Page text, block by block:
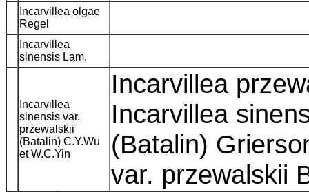
Incarvillea olgae
Regel
Incarvillea
sinensis Lam.
Incarvillea
sinensis var.
przewalskii
(Batalin) C.Y.Wu
et W.C.Yin
Incarvillea
Incarvillea
(Batalin)
var. przewalskii